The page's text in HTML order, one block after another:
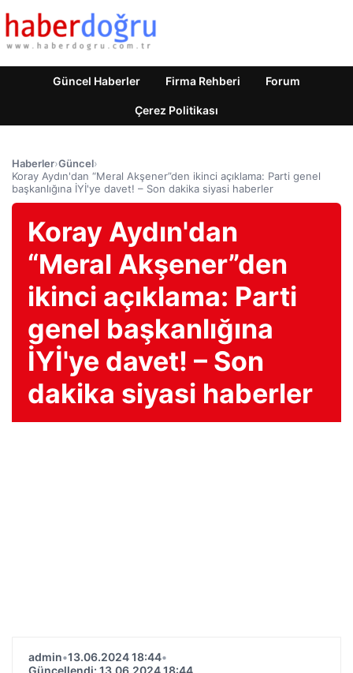
Güncel Haberler Firma Rehberi Forum
Çerez Politikası
Haberler›Güncel›
Koray Aydın'dan “Meral Akşener”den ikinci açıklama: Parti genel
başkanlığına İYİ'ye davet! – Son dakika siyasi haberler
Koray Aydın'dan
“Meral Akşener”den
ikinci açıklama: Parti
genel başkanlığına
İYİ'ye davet! – Son
dakika siyasi haberler
admin•13.06.2024 18:44•
Güncellendi: 13.06.2024 18:44